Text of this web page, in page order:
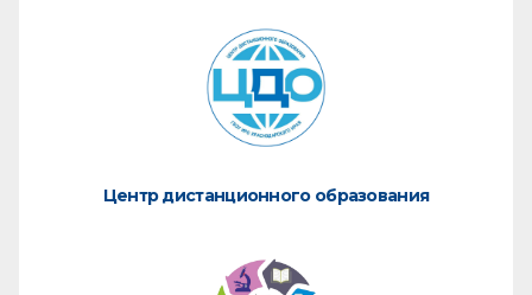
Центр дистанционного образования